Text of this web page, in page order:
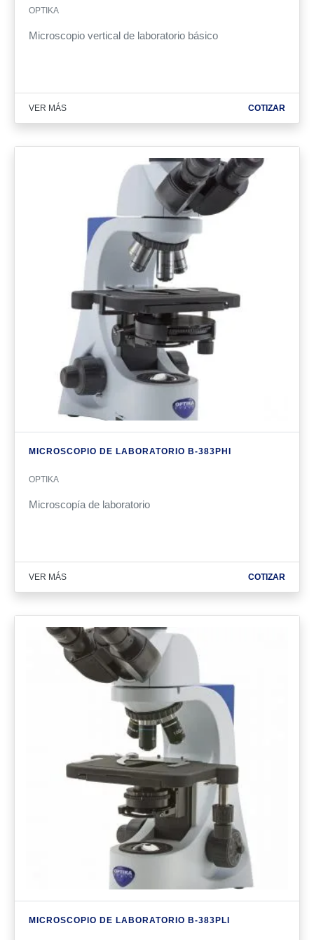
OPTIKA
Microscopio vertical de laboratorio básico
VER MÁS COTIZAR
MICROSCOPIO DE LABORATORIO B-383PHI
OPTIKA
Microscopía de laboratorio
VER MÁS COTIZAR
MICROSCOPIO DE LABORATORIO B-383PLI